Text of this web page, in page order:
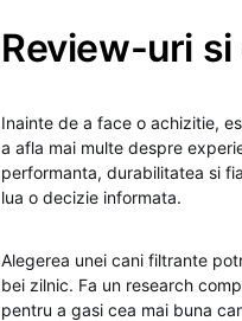
Review-uri si
Inainte de a face o achizitie,
a afla mai multe despre
performanta, durabilitatea si
lua o decizie informata.
Alegerea unei cani filtrante
bei zilnic. Fa un research
pentru a gasi cea mai buna